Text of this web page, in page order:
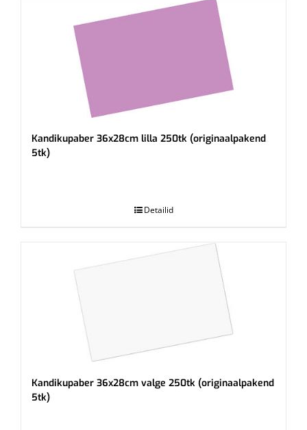
Kandikupaber 36x28cm lilla 250tk (originaalpakend
5tk)
Detailid
Kandikupaber 36x28cm valge 250tk (originaalpakend
5tk)